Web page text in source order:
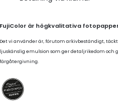
FujiColor är högkvalitativa
Det vi använder är, förutom arkivbeständigt,
ljuskänslig emulsion som ger detaljrikedom och
färgåtergivning.